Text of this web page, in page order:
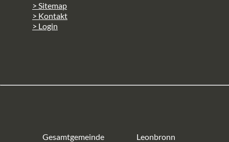
> Sitemap
> Kontakt
> Login
Gesamtgemeinde Leonbronn